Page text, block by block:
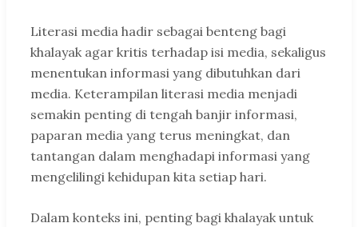
Literasi media hadir sebagai benteng bagi
khalayak agar kritis terhadap isi media, sekaligus
menentukan informasi yang dibutuhkan dari
media. Keterampilan literasi media menjadi
semakin penting di tengah banjir informasi,
paparan media yang terus meningkat, dan
tantangan dalam menghadapi informasi yang
mengelilingi kehidupan kita setiap hari.
Dalam konteks ini, penting bagi khalayak untuk